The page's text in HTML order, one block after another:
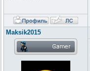
Maksik2015